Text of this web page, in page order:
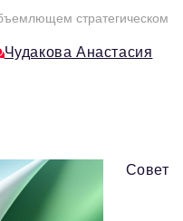
67
стратегическом
Чудакова Анастасия
Совет